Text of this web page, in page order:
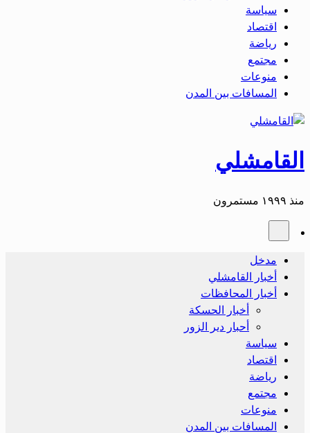
سياسة
اقتصاد
رياضة
مجتمع
منوعات
المسافات بين المدن
القامشلي
منذ ١٩٩٩ مستمرون
مدخل
أخبار القامشلي
أخبار المحافظات
أخبار الحسكة
أحبار دير الزور
سياسة
اقتصاد
رياضة
مجتمع
منوعات
المسافات بين المدن